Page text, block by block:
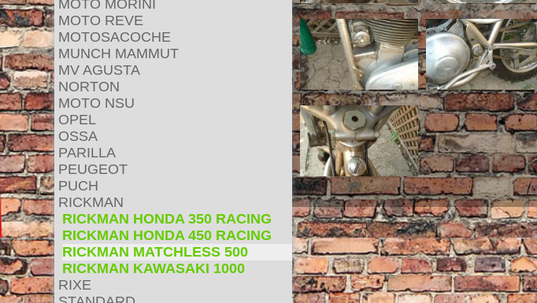
MOTO MORINI
MOTO REVE
MOTOSACOCHE
MUNCH MAMMUT
MV AGUSTA
NORTON
MOTO NSU
OPEL
OSSA
PARILLA
PEUGEOT
PUCH
RICKMAN
RICKMAN HONDA 350 RACING
RICKMAN HONDA 450 RACING
RICKMAN MATCHLESS 500
RICKMAN KAWASAKI 1000
RIXE